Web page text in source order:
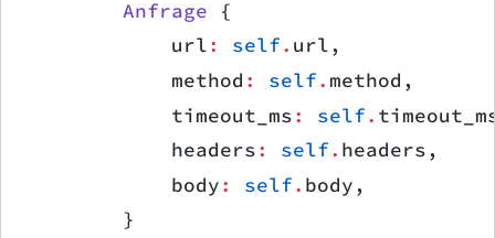
        Anfrage
{
            url
: self. url,
            method
: self. method,
            timeout_ms
: self.
            headers
: self. headers,
            body
: self. body,
        }